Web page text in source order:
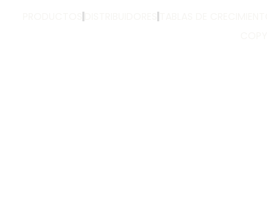
DISTRIBUIDORES TABLAS DE CRECIMIENTO